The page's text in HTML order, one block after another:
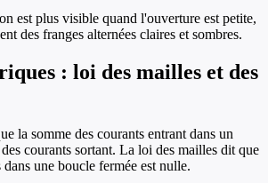
est plus visible quand l'ouverture est petite,
des franges alternées claires et sombres.
: loi des mailles et des
la somme des courants entrant dans un
courants sortant. La loi des mailles dit que
une boucle fermée est nulle.